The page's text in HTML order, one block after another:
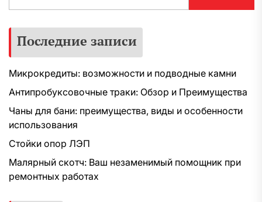
Последние записи
Микрокредиты: возможности и подводные камни
Антипробуксовочные траки: Обзор и Преимущества
Чаны для бани: преимущества, виды и особенности
использования
Стойки опор ЛЭП
Малярный скотч: Ваш незаменимый помощник при
ремонтных работах